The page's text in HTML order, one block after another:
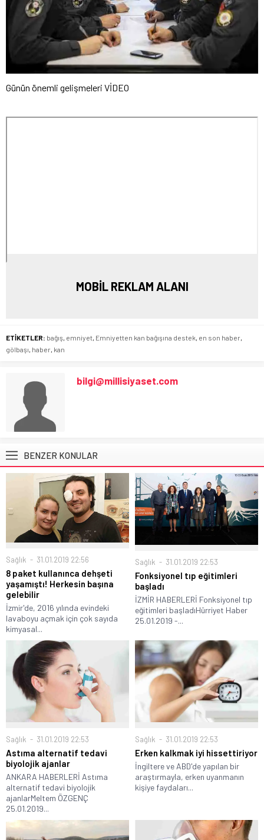
Günün önemli gelişmeleri VİDEO
MOBİL REKLAM ALANI
ETİKETLER: bağış, emniyet, Emniyetten kan bağışına destek, en son haber,
gölbaşı, haber, kan
bilgi@millisiyaset.com
BENZER KONULAR
Sağlık 31.01.2019 22:56
8 paket kullanınca dehşeti
yaşamıştı! Herkesin başına
gelebilir
İzmir'de, 2016 yılında evindeki
lavaboyu açmak için çok sayıda
kimyasal...
Sağlık 31.01.2019 22:53
Fonksiyonel tıp eğitimleri
başladı
İZMİR HABERLERİ Fonksiyonel tıp
eğitimleri başladıHürriyet Haber
25.01.2019 -...
Sağlık 31.01.2019 22:53
Astıma alternatif tedavi
biyolojik ajanlar
ANKARA HABERLERİ Astıma
alternatif tedavi biyolojik
ajanlarMeltem ÖZGENÇ
25.01.2019...
Sağlık 31.01.2019 22:53
Erken kalkmak iyi hissettiriyor
İngiltere ve ABD'de yapılan bir
araştırmayla, erken uyanmanın
kişiye faydaları...